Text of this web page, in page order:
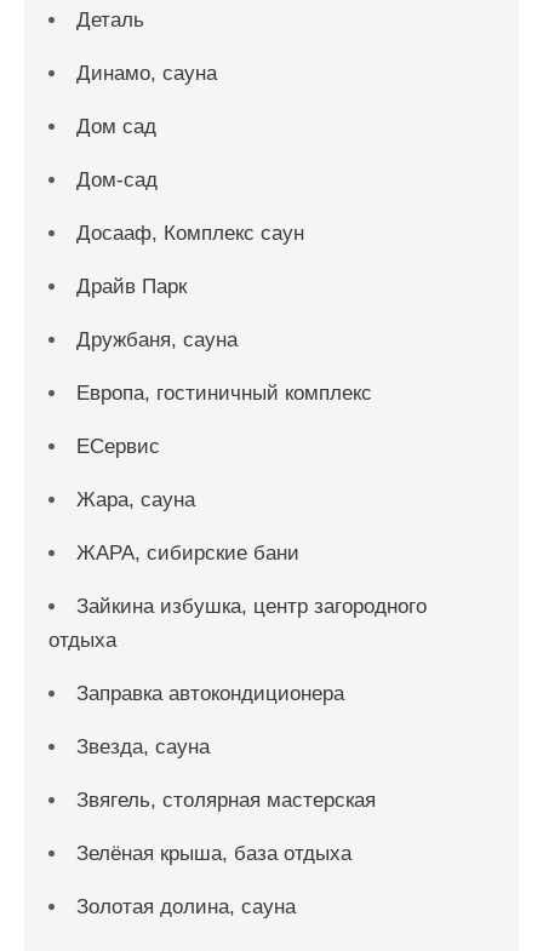
Деталь
Динамо, сауна
Дом сад
Дом-сад
Досааф, Комплекс саун
Драйв Парк
Дружбаня, сауна
Европа, гостиничный комплекс
ЕСервис
Жара, сауна
ЖАРА, сибирские бани
Зайкина избушка, центр загородного
отдыха
Заправка автокондиционера
Звезда, сауна
Звягель, столярная мастерская
Зелёная крыша, база отдыха
Золотая долина, сауна